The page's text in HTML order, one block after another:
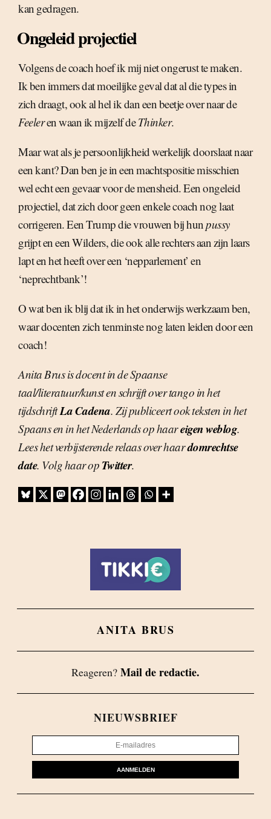
kan gedragen.
Ongeleid projectiel
Volgens de coach hoef ik mij niet ongerust te maken.
Ik ben immers dat moeilijke geval dat al die types in
zich draagt, ook al hel ik dan een beetje over naar de
Feeleren waan ik mijzelf deThinker.
Maar wat als je persoonlijkheid werkelijk doorslaat naar
een kant? Dan ben je in een machtspositie misschien
wel echt een gevaar voor de mensheid. Een ongeleid
projectiel, dat zich door geen enkele coach nog laat
corrigeren. Een Trump die vrouwen bij hunpussy
grijpt en een Wilders, die ook alle rechters aan zijn laars
lapt en het heeft over een ‘nepparlement’ en
‘neprechtbank’!
O wat ben ik blij dat ik in het onderwijs werkzaam ben,
waar docenten zich tenminste nog laten leiden door een
coach!
Anita Brus is docent in de Spaanse
taal/literatuur/kunst en schrijft over tango in het
tijdschriftLa Cadena. Zij publiceert ook teksten in het
Spaans en in het Nederlands op haareigen weblog.
Lees het verbijsterende relaas over haardomrechtse
date. Volg haar op Twitter.
ANITA BRUS
Reageren? Mail de redactie.
NIEUWSBRIEF
AANMELDEN